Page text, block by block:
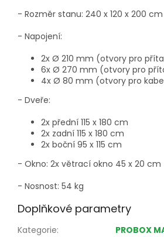
- Rozměr stanu: 240 x 120 x 200 cm
- Napojení:
2x Ø 210 mm (otvory pro
6x Ø 270 mm (otvory pro
4x Ø 80 mm (otvory pro
- Dveře:
2x přední 115 x 180 cm
2x zadní 115 x 180 cm
2x boční 95 x 115 cm
- Okno: 2x větrací okno 45 x 20 cm
- Nosnost: 54 kg
Doplňkové parametry
Kategorie:
PROBOX